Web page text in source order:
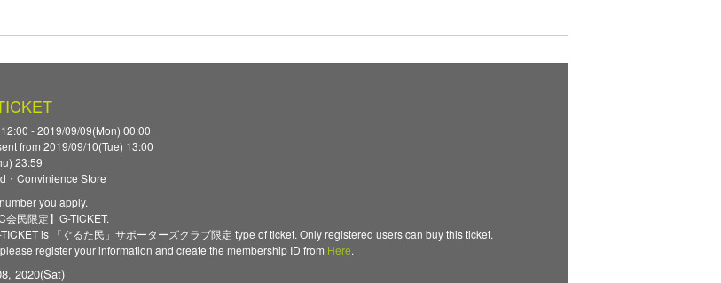
- 2019/09/09(Mon) 00:00
from 2019/09/10(Tue) 13:00
23:59
・Convinience Store
you apply.
民限定】G-TICKET.
is 「ぐるた民」サポーターズクラブ限定 type of ticket. Only registered users can buy this ticket.
register your information and create the membership ID from Here.
2020(Sat)